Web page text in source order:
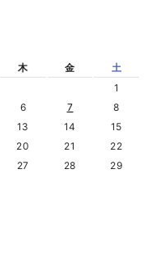
木 金
土
1
6 7
8
13 14
15
20 21
22
27 28
29